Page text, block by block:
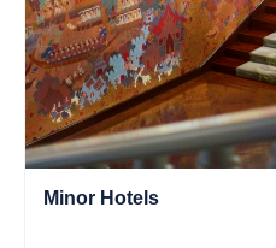
Minor Hotels